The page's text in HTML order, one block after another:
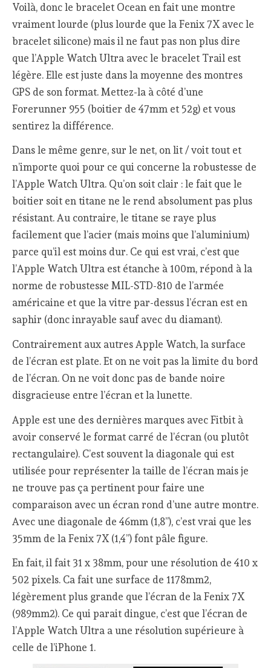
Voilà, donc le bracelet Ocean en fait une montre
vraiment lourde (plus lourde que la Fenix 7X avec le
bracelet silicone) mais il ne faut pas non plus dire
que l’Apple Watch Ultra avec le bracelet Trail est
légère. Elle est juste dans la moyenne des montres
GPS de son format. Mettez-la à côté d’une
Forerunner 955 (boitier de 47mm et 52g) et vous
sentirez la différence.
Dans le même genre, sur le net, on lit / voit tout et
n’importe quoi pour ce qui concerne la robustesse de
l’Apple Watch Ultra. Qu’on soit clair : le fait que le
boitier soit en titane ne le rend absolument pas plus
résistant. Au contraire, le titane se raye plus
facilement que l’acier (mais moins que l’aluminium)
parce qu’il est moins dur. Ce qui est vrai, c’est que
l’Apple Watch Ultra est étanche à 100m, répond à la
norme de robustesse MIL-STD-810 de l’armée
américaine et que la vitre par-dessus l’écran est en
saphir (donc inrayable sauf avec du diamant).
Contrairement aux autres Apple Watch, la surface
de l’écran est plate. Et on ne voit pas la limite du bord
de l’écran. On ne voit donc pas de bande noire
disgracieuse entre l’écran et la lunette.
Apple est une des dernières marques avec Fitbit à
avoir conservé le format carré de l’écran (ou plutôt
rectangulaire). C’est souvent la diagonale qui est
utilisée pour représenter la taille de l’écran mais je
ne trouve pas ça pertinent pour faire une
comparaison avec un écran rond d’une autre montre.
Avec une diagonale de 46mm (1,8’’), c’est vrai que les
35mm de la Fenix 7X (1,4’’) font pâle figure.
En fait, il fait 31 x 38mm, pour une résolution de 410 x
502 pixels. Ca fait une surface de 1178mm2,
légèrement plus grande que l’écran de la Fenix 7X
(989mm2). Ce qui parait dingue, c’est que l’écran de
l’Apple Watch Ultra a une résolution supérieure à
celle de l’iPhone 1.